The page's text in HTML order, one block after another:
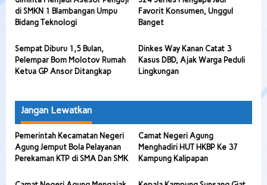
di SMKN 1 Blambangan Umpu
Bidang Teknologi
Favorit Konsumen, Unggul
Banget
Sempat Diburu 1,5 Bulan,
Pelempar Bom Molotov Rumah
Ketua GP Ansor Ditangkap
Dinkes Way Kanan Catat 3
Kasus DBD, Ajak Warga Peduli
Lingkungan
Jangan Lewatkan
Pemerintah Kecamatan Negeri
Agung Jemput Bola Pelayanan
Perekaman KTP di SMA Dan SMK
Camat Negeri Agung
Menghadiri HUT HKBP Ke 37
Kampung Kalipapan